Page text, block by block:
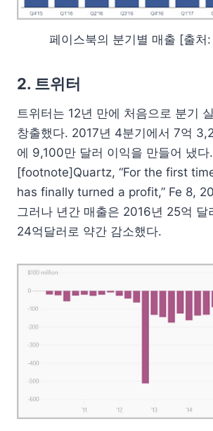
페이스북의 분기별 매출 [출처
2. 트위터
트위터는 12년 만에 처음으로 분기
창출했다. 2017년 4분기에서 7억
에 9,100만 달러 이익을 만들어 냈다.
[footnote]Quartz, “For the first
has finally turned a profit,” Fe 8,
그러나 년간 매출은 2016년 25억 달
24억달러로 약간 감소했다.